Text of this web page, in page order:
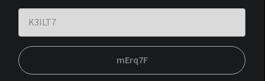
mErq7F